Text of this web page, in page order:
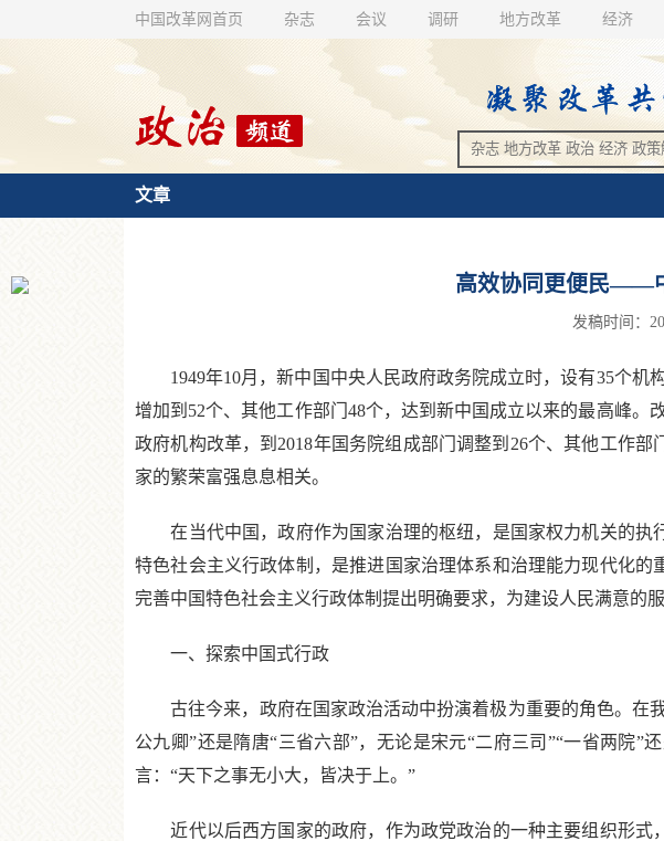
中国改革网首页 杂志 会议 调研 地方改革 经济
文章
高效协同更便民——
发稿时间：
1949年10月，新中国中央人民政府政务院成立时，设有35个机
增加到52个、其他工作部门48个，达到新中国成立以来的最高峰
政府机构改革，到2018年国务院组成部门调整到26个、其他工作
家的繁荣富强息息相关。
在当代中国，政府作为国家治理的枢纽，是国家权力机关的执
特色社会主义行政体制，是推进国家治理体系和治理能力现代化
完善中国特色社会主义行政体制提出明确要求，为建设人民满意的
一、探索中国式行政
古往今来，政府在国家政治活动中扮演着极为重要的角色。在
公九卿”还是隋唐“三省六部”，无论是宋元“二府三司”“一省两院
言：“天下之事无小大，皆决于上。”
近代以后西方国家的政府，作为政党政治的一种主要组织形式